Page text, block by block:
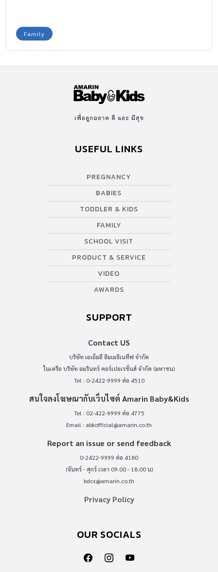
Family
เพื่อลูกฉลาด ดี และ มีสุข
USEFUL LINKS
PREGNANCY
BABIES
TODDLER & KIDS
FAMILY
SCHOOL VISIT
PRODUCT & SERVICE
VIDEO
AWARDS
SUPPORT
Contact US
บริษัท เอเอ็มอี อิมเมจิเนทีฟ จำกัด
ในเครือ บริษัท อมรินทร์ คอร์เปอเรชั่นส์ จำกัด (มหาชน)
Tel : 0-2422-9999 ต่อ 4510
สนใจลงโฆษณากับเว็บไซต์ Amarin Baby&Kids
Tel : 02-422-9999 ต่อ 4775
Email : abkofficial@amarin.co.th
Report an issue or send feedback
0-2422-9999 ต่อ 4180
(จันทร์ - ศุกร์ เวลา 09.00 - 18.00 น)
bdcx@amarin.co.th
Privacy Policy
OUR SOCIALS